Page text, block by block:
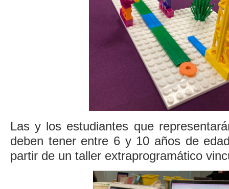
Las y los estudiantes que
deben tener entre 6 y 10 años de
partir de un taller extraprogramático